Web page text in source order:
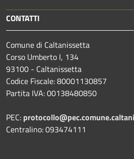
CONTATTI
Comune di Caltanissetta
Corso Umberto I, 134
93100 - Caltanissetta
Codice Fiscale: 80001130857
Partita IVA: 00138480850
PEC:
Centralino: 093474111